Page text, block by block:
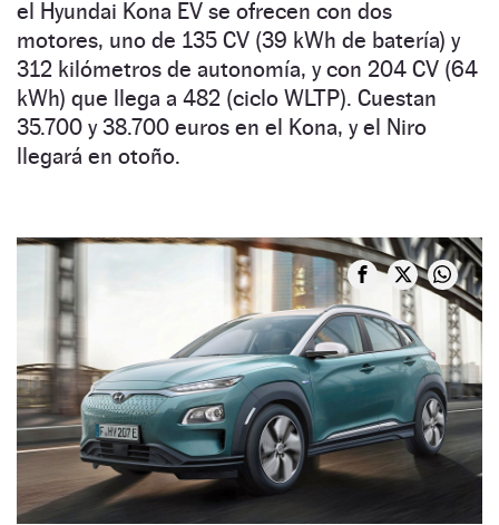
el Hyundai Kona EV se ofrecen con dos
motores, uno de 135 CV (39 kWh de batería) y
312 kilómetros de autonomía, y con 204 CV (64
kWh) que llega a 482 (ciclo WLTP). Cuestan
35.700 y 38.700 euros en el Kona, y el Niro
llegará en otoño.